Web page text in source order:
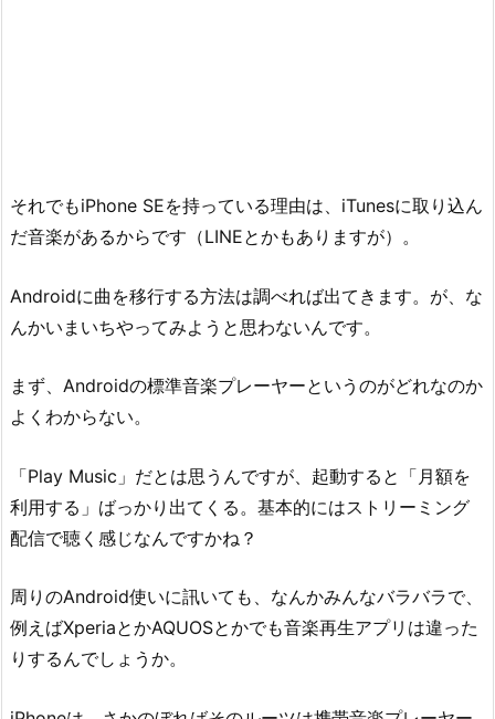
それでもiPhone SEを持っている理由は、iTunesに取り込ん
だ音楽があるからです（LINEとかもありますが）。
Androidに曲を移行する方法は調べれば出てきます。が、な
んかいまいちやってみようと思わないんです。
まず、Androidの標準音楽プレーヤーというのがどれなのか
よくわからない。
「Play Music」だとは思うんですが、起動すると「月額を
利用する」ばっかり出てくる。基本的にはストリーミング
配信で聴く感じなんですかね？
周りのAndroid使いに訊いても、なんかみんなバラバラで、
例えばXperiaとかAQUOSとかでも音楽再生アプリは違った
りするんでしょうか。